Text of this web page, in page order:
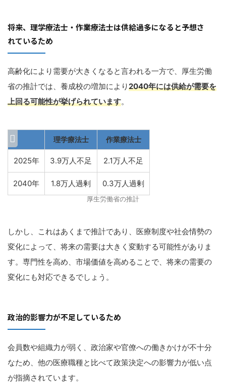
将来、理学療法士・作業療法士は供給過多になると予想さ
れているため
高齢化により需要が大きくなると言われる一方で、厚生労働
省の推計では、養成校の増加により2040年には供給が需要を
上回る可能性が挙げられています。
理学療法士 作業療法士
2025年 3.9万人不足 2.1万人不足
2040年 1.8万人過剰 0.3万人過剰
厚生労働省の推計
しかし、これはあくまで推計であり、医療制度や社会情勢の
変化によって、将来の需要は大きく変動する可能性がありま
す。専門性を高め、市場価値を高めることで、将来の需要の
変化にも対応できるでしょう。
政治的影響力が不足しているため
会員数や組織力が弱く、政治家や官僚への働きかけが不十分
なため、他の医療職種と比べて政策決定への影響力が低い点
が指摘されています。